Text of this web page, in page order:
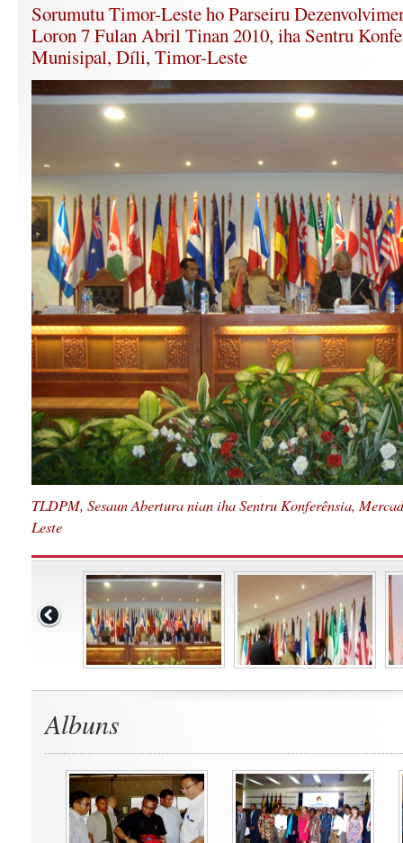
Sorumutu Timor-Leste ho Parseiru
Loron 7 Fulan Abril Tinan 2010, iha Sentru
Munisipal, Díli, Timor-Leste
TLDPM, Sesaun Abertura nian iha Sentru Konferênsia,
Leste
Albuns